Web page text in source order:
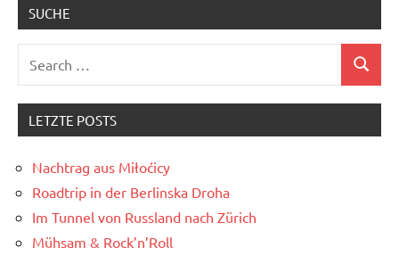
SUCHE
Search
LETZTE POSTS
Nachtrag aus Miłoćicy
Roadtrip in der Berlinska Droha
Im Tunnel von Russland nach Zürich
Mühsam & Rock’n’Roll